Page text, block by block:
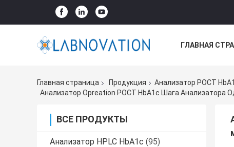
ГЛАВНАЯ
Главная страница
Продукция
Анализатор POCT
Анализатор Opreation POCT HbA1c Шага Анализатора
ВСЕ ПРОДУКТЫ
Анализатор HPLC HbA1c (95)